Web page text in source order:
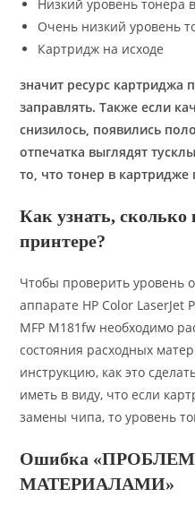
Низкий уровень тонера
Очень низкий уровень
Картридж на исходе
значит ресурс картриджа
заправлять. Также если
снизилось, появились
отпечатка выглядят
то, что тонер в картридже
Как узнать, сколько
принтере?
Чтобы проверить уровень
аппарате HP Color LaserJet
MFP M181fw необходимо
состояния расходных
инструкцию, как это
иметь в виду, что если
замены чипа, то уровень
Ошибка
МАТЕРИАЛАМИ»